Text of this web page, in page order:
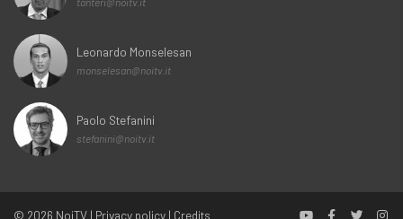
Leonardo Monselesan
monselesan@noitv.it
Paolo Stefanini
stefanini@noitv.it
© 2026 NoiTV | Privacy policy | Credits